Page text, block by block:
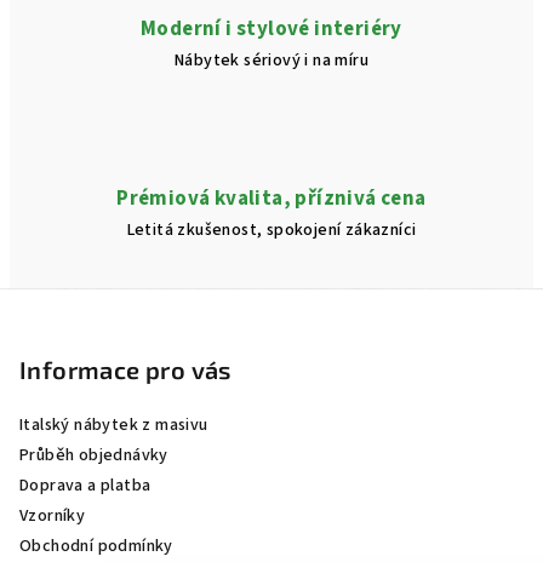
Moderní i stylové interiéry
Nábytek sériový i na míru
Prémiová kvalita, příznivá cena
Letitá zkušenost, spokojení zákazníci
Informace pro vás
Italský nábytek z masivu
Průběh objednávky
Doprava a platba
Vzorníky
Obchodní podmínky